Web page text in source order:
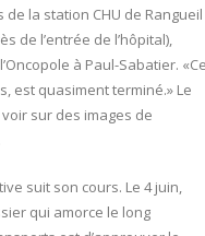
la station CHU de Rangueil
de l’entrée de l’hôpital),
à Paul-Sabatier.
est quasiment terminé.» Le
sur des images de
suit son cours. Le 4 juin,
qui amorce le long